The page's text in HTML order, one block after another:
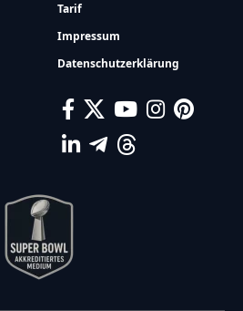
Tarif
Impressum
Datenschutzerklärung